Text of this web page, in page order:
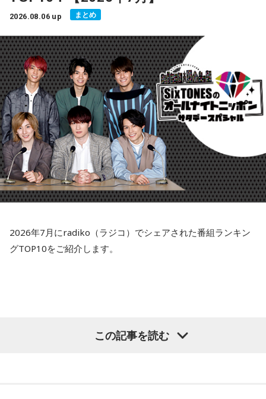
2026.08.06 up まとめ
2026年7月にradiko（ラジコ）でシェアされた番組ランキン
グTOP10をご紹介します。
この記事を読む